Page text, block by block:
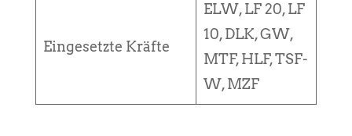
Eingesetzte Kräfte
ELW, LF 20, LF
10, DLK, GW,
MTF, HLF, TSF-
W, MZF